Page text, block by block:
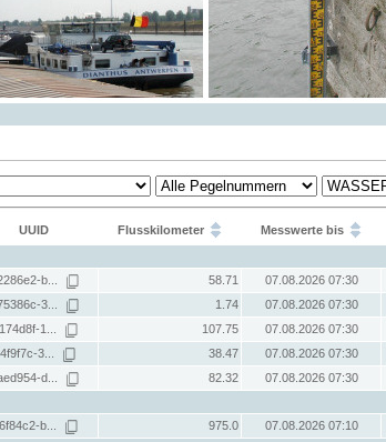
UUID Flusskilometer Messwerte bis
b... 58.71
07.08.2026 07:30
3... 1.74
07.08.2026 07:30
1... 107.75
07.08.2026 07:30
3... 38.47
07.08.2026 07:30
d... 82.32
07.08.2026 07:30
b... 975.0
07.08.2026 07:10